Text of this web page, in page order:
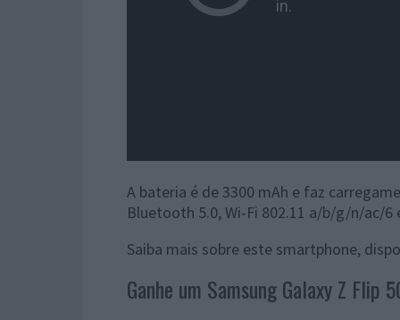
A bateria é de 3300 mAh e faz
Bluetooth 5.0, Wi-Fi 802.11 a/b/g/n/ac/6
Saiba mais sobre este smartphone,
Ganhe um Samsung Galaxy Z Flip